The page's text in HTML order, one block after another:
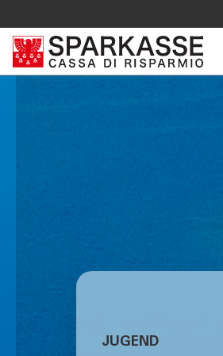
360°-Beratung
Jugend - Spark
JUGEND